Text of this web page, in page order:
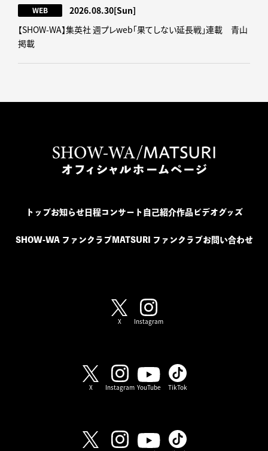
WEB 2026.08.30[Sun]
【SHOW-WA】集英社 週プレweb｢果てしない延長戦｣連載 青山
掲載
トップお知らせ日程コンサート 自己紹介作品ビデオグッズ
SHOW-WA ファンクラブMATSURI ファンクラブお問い合わせ
X Instagram
X Instagram YouTube TikTok